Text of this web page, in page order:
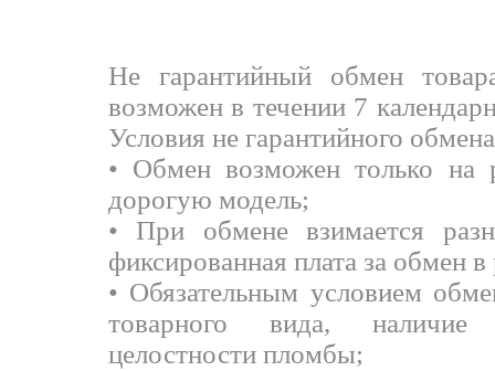
Не гарантийный обмен
возможен в течении 7
Условия не гарантийного
• Обмен возможен только на
дорогую модель;
• При обмене взимается
фиксированная плата за обмен
• Обязательным условием
товарного вида, наличие
целостности пломбы;